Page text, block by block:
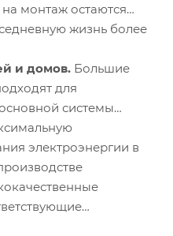
монтаж остаются
жизнь более
и домов. Большие
для
системы
электроэнергии в